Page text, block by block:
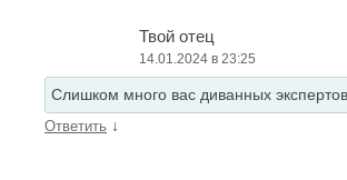
Твой отец
14.01.2024 в 23:25
Слишком много вас диванных
Ответить ↓